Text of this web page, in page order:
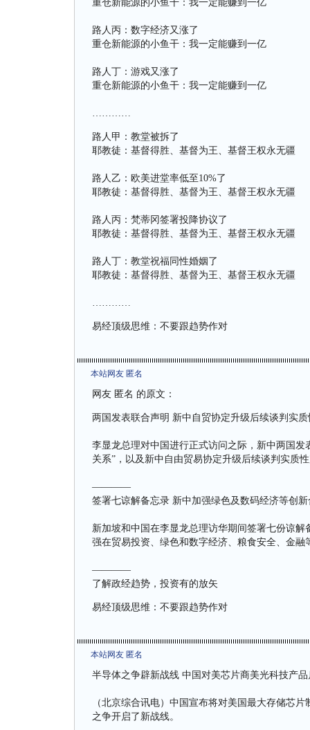
重仓新能源的小鱼干：我一定能赚到一亿
路人丙：数字经济又涨了
重仓新能源的小鱼干：我一定能赚到一亿
路人丁：游戏又涨了
重仓新能源的小鱼干：我一定能赚到一亿
…………
路人甲：教堂被拆了
耶教徒：基督得胜、基督为王、基督王权永无疆
路人乙：欧美进堂率低至10%了
耶教徒：基督得胜、基督为王、基督王权永无疆
路人丙：梵蒂冈签署投降协议了
耶教徒：基督得胜、基督为王、基督王权永无疆
路人丁：教堂祝福同性婚姻了
耶教徒：基督得胜、基督为王、基督王权永无疆
…………
易经顶级思维：不要跟趋势作对
本站网友 匿名
网友 匿名 的原文：
两国发表联合声明 新中自贸协定升级后续谈判实质
李显龙总理对中国进行正式访问之际，新中两国
关系”，以及新中自由贸易协定升级后续谈判实质
————
签署七谅解备忘录 新中加强绿色及数码经济等创新
新加坡和中国在李显龙总理访华期间签署七份谅
强在贸易投资、绿色和数字经济、粮食安全、金融
————
了解政经趋势，投资有的放矢
易经顶级思维：不要跟趋势作对
本站网友 匿名
半导体之争辟新战线 中国对美芯片商美光科技产
（北京综合讯电）中国宣布将对美国最大存储芯
之争开启了新战线。